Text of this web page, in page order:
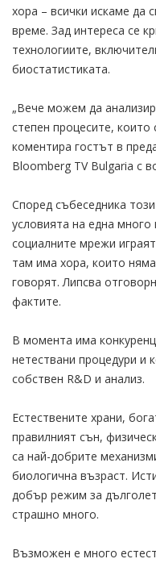
хора – всички искаме
време. Зад интереса се
технологиите,
биостатистиката.
„Вече можем да
степен процесите, които
коментира гостът в
Bloomberg TV Bulgaria с
Според събеседника
условията на една
социалните мрежи
там има хора, които
говорят. Липсва
фактите.
В момента има
нетествани процедури и
собствен R&D и анализ.
Естествените храни,
правилният сън,
са най-добрите
биологична възраст.
добър режим за
страшно много.
Възможен е много